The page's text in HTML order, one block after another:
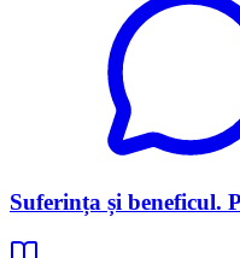
Suferința și beneficul.